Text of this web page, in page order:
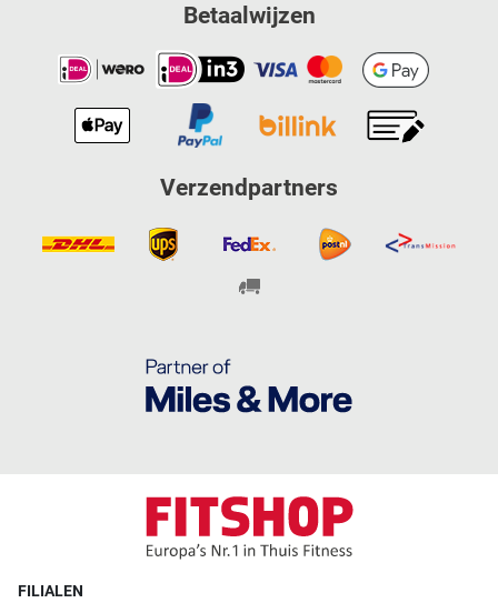
Betaalwijzen
Verzendpartners
FILIALEN